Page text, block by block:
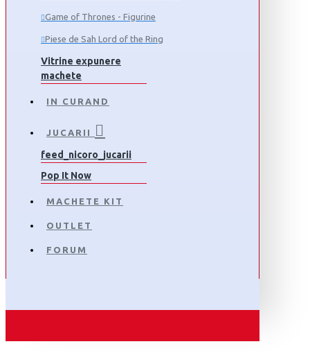
Game of Thrones - Figurine
Piese de Sah Lord of the Ring
Vitrine expunere
machete
IN CURAND
JUCARII
feed_nicoro_jucarii
Pop It Now
MACHETE KIT
OUTLET
FORUM